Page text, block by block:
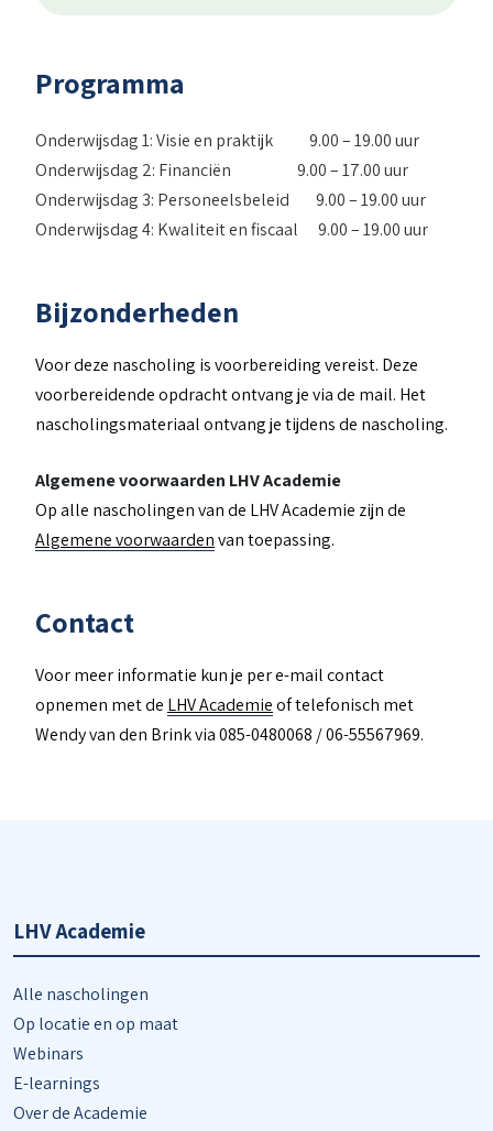
Programma
Onderwijsdag 1: Visie en praktijk 9.00 – 19.00 uur
Onderwijsdag 2: Financiën 9.00 – 17.00 uur
Onderwijsdag 3: Personeelsbeleid 9.00 – 19.00 uur
Onderwijsdag 4: Kwaliteit en fiscaal 9.00 – 19.00 uur
Bijzonderheden
Voor deze nascholing is voorbereiding vereist. Deze
voorbereidende opdracht ontvang je via de mail. Het
nascholingsmateriaal ontvang je tijdens de nascholing.
Algemene voorwaarden LHV Academie
Op alle nascholingen van de LHV Academie zijn de
Algemene voorwaardenvan toepassing.
Contact
Voor meer informatie kun je per e-mail contact
opnemen met de LHV Academieof telefonisch met
Wendy van den Brink via 085-0480068 / 06-55567969.
LHV Academie
Alle nascholingen
Op locatie en op maat
Webinars
E-learnings
Over de Academie